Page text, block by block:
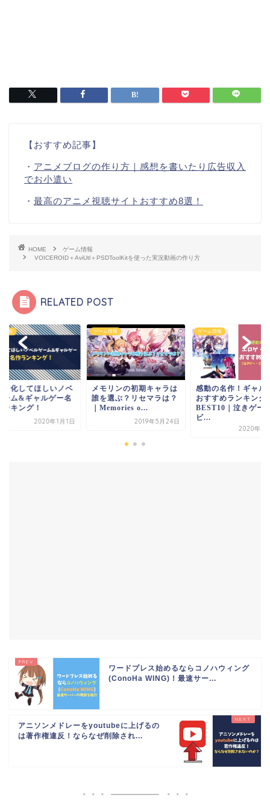
【おすすめ記事】
・ アニメブログの作り方｜感想を書いたり広告収入
でお小遣い
・ 最高のアニメ視聴サイトおすすめ8選！
HOME
ゲーム情報
VOICEROID＋AviUtl＋PSDToolKitを使った実況動画の作り方
RELATED POST
情報
メ化してほしいノベ
ーム&ギャルゲー名
ンキング！
2020年1月1日
ゲーム情報
メモリンの初期キャラは
誰を選ぶ？リセマラは？
｜Memories o...
2019年5月24日
ゲーム情報
感動の名作！ギャル
おすすめランキング
BEST10｜泣きゲー
ビ...
2020年4
ワードプレス始めるならコノハウィング
(ConoHa WING)！最速サー...
アニソンメドレーをyoutubeに上げるの
は著作権違反！ならなぜ削除され...